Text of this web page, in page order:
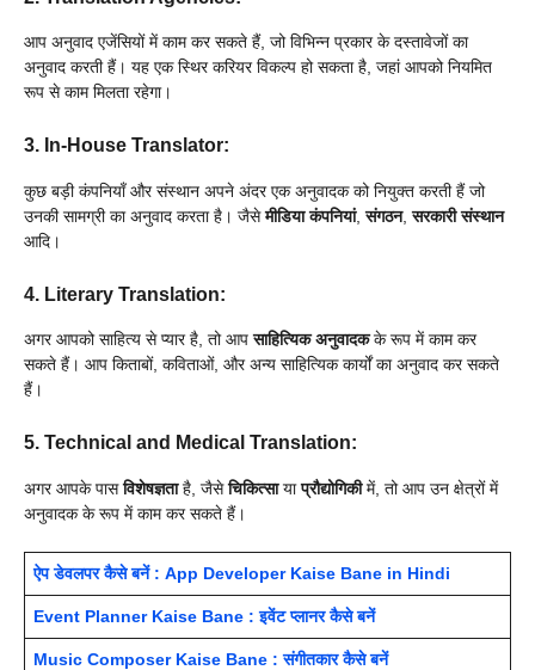
आप अनुवाद एजेंसियों में काम कर सकते हैं, जो विभिन्न प्रकार के दस्तावेजों का
अनुवाद करती हैं। यह एक स्थिर करियर विकल्प हो सकता है, जहां आपको नियमित
रूप से काम मिलता रहेगा।
3. In-House Translator:
कुछ बड़ी कंपनियाँ और संस्थान अपने अंदर एक अनुवादक को नियुक्त करती हैं जो
उनकी सामग्री का अनुवाद करता है। जैसेमीडिया कंपनियां,संगठन,सरकारी संस्थान
आदि।
4. Literary Translation:
अगर आपको साहित्य से प्यार है, तो आपसाहित्यिक अनुवादकके रूप में काम कर
सकते हैं। आप किताबों, कविताओं, और अन्य साहित्यिक कार्यों का अनुवाद कर सकते
हैं।
5. Technical and Medical Translation:
अगर आपके पासविशेषज्ञताहै, जैसेचिकित्सायाप्रौद्योगिकीमें, तो आप उन क्षेत्रों में
अनुवादक के रूप में काम कर सकते हैं।
ऐप डेवलपर कैसे बनें : App Developer Kaise Bane in Hindi
Event Planner Kaise Bane : इवेंट प्लानर कैसे बनें
Music Composer Kaise Bane : संगीतकार कैसे बनें